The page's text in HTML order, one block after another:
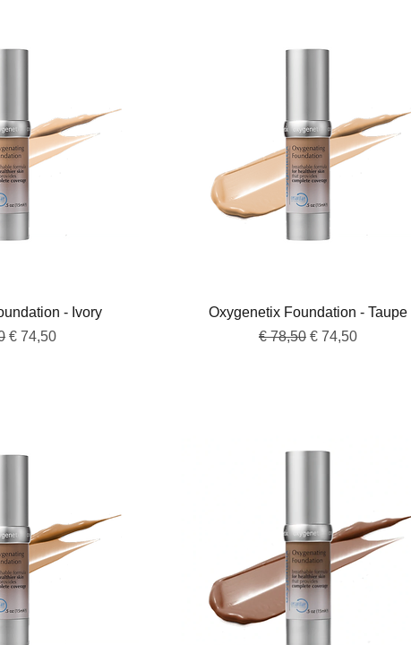
- Ivory
prijs
Verkoopprijs
€ 74,50
Snel overzicht
Oxygenetix Foundation - Taupe
Normale prijs
€ 78,50 Verkoopprijs
€ 74,50